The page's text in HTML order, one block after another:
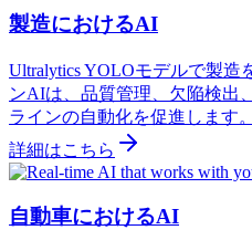
製造におけるAI
Ultralytics YOLOモデルで製造
ンAIは、品質管理、欠陥検出
ラインの自動化を促進します。
詳細はこちら
自動車におけるAI